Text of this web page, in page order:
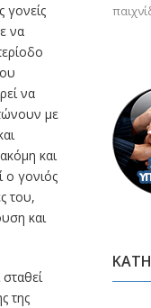
γονείς
να
να
με
και
ο γονιός
του,
και
της